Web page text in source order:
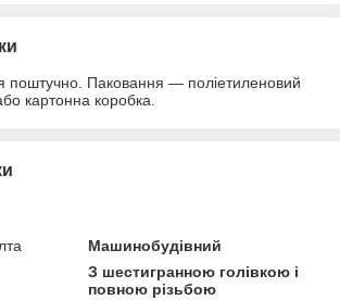
поштучно. Паковання — поліетиленовий
картонна коробка.
Машинобудівний
З шестигранною голівкою і
повною різьбою